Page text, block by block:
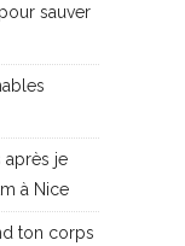
sauver
après je
à Nice
ton corps